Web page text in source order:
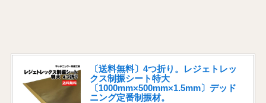
〔送料無料〕4つ折り。レジェトレッ
クス制振シート特大
〔1000mm×500mm×1.5mm〕デッド
ニング定番制振材。